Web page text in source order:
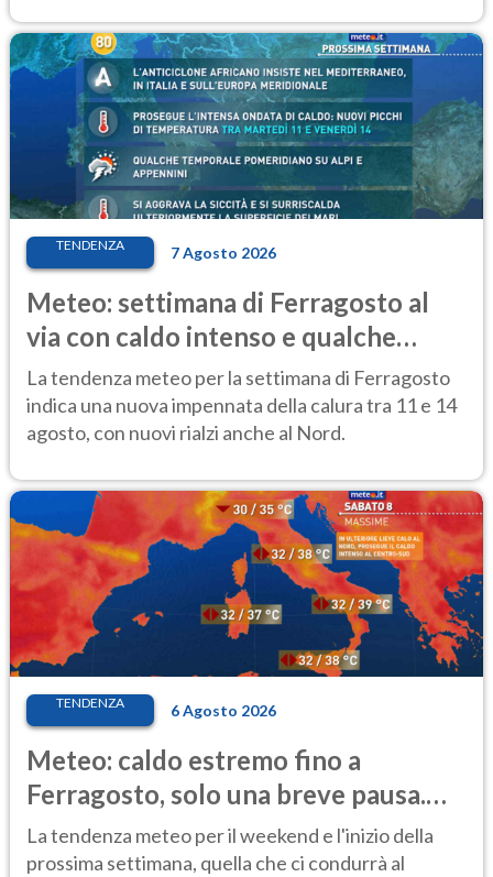
TENDENZA 7 Agosto 2026
Meteo: settimana di Ferragosto al
via con caldo intenso e qualche
temporale
La tendenza meteo per la settimana di Ferragosto
indica una nuova impennata della calura tra 11 e 14
agosto, con nuovi rialzi anche al Nord.
TENDENZA 6 Agosto 2026
Meteo: caldo estremo fino a
Ferragosto, solo una breve pausa.
Ecco dove
La tendenza meteo per il weekend e l'inizio della
prossima settimana, quella che ci condurrà al